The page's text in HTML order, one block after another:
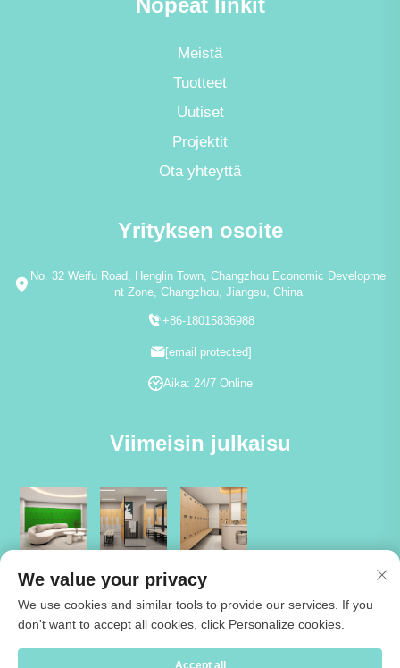
Nopeat linkit
Meistä
Tuotteet
Uutiset
Projektit
Ota yhteyttä
Yrityksen osoite
No. 32 Weifu Road, Henglin Town, Changzhou Economic Developme
nt Zone, Changzhou, Jiangsu, China
+86-18015836988
[email protected]
Aika: 24/7 Online
Viimeisin julkaisu
Tekijänoikeudet © 2026 Jiangsu Cartmay Industrial Co.,Ltd. Kaikki
We value your privacy
We use cookies and similar tools to provide our services. If you
don't want to accept all cookies, click Personalize cookies.
Accept all